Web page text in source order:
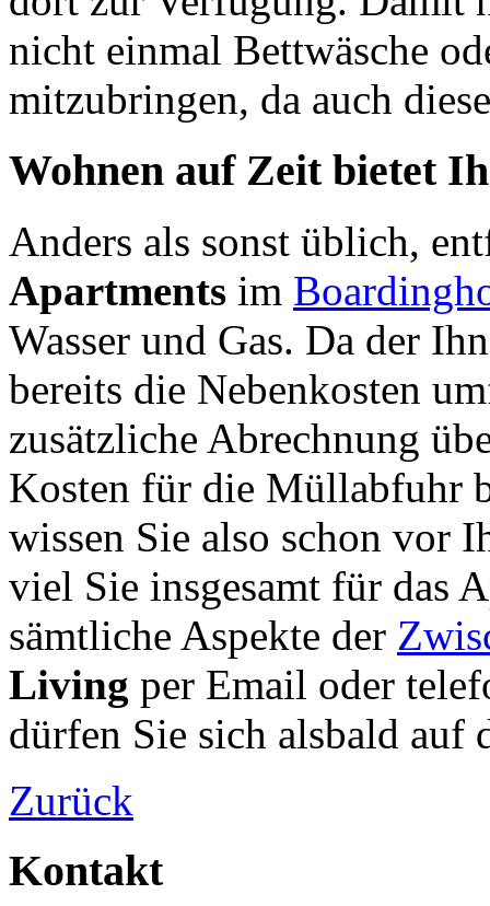
nicht einmal Bettwäsche
mitzubringen, da auch
Wohnen auf Zeit bietet
Anders als sonst üblich,
Apartments im
Wasser und Gas. Da der
bereits die Nebenkosten
zusätzliche Abrechnung
Kosten für die Müllabfuhr
wissen Sie also schon vor
viel Sie insgesamt für das
sämtliche Aspekte der
Living per Email oder
dürfen Sie sich alsbald auf
Zurück
Kontakt